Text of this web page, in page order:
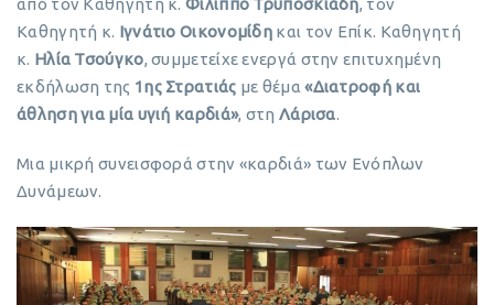
Καθηγητή κ. Ιγνάτιο Οικονομίδη και τον Επίκ. Καθηγητή
κ. Ηλία Τσούγκο, συμμετείχε ενεργά στην επιτυχημένη
εκδήλωση της 1ης Στρατιάς με θέμα«Διατροφή και
άθληση για μία υγιή καρδιά», στη Λάρισα.
Μια μικρή συνεισφορά στην «καρδιά» των Ενόπλων
Δυνάμεων.